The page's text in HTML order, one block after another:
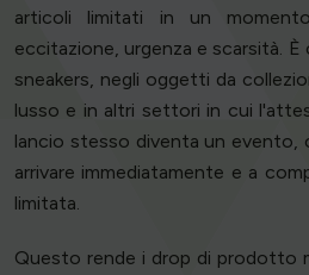
articoli limitati in un
eccitazione, urgenza e scarsità. È
sneakers, negli oggetti da
lusso e in altri settori in cui
lancio stesso diventa un evento,
arrivare immediatamente e a
limitata.
Questo rende i drop di prodotto